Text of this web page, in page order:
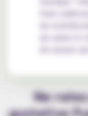
Starr,
du cocktail
de canne et
de saveurs
Ne
gustative